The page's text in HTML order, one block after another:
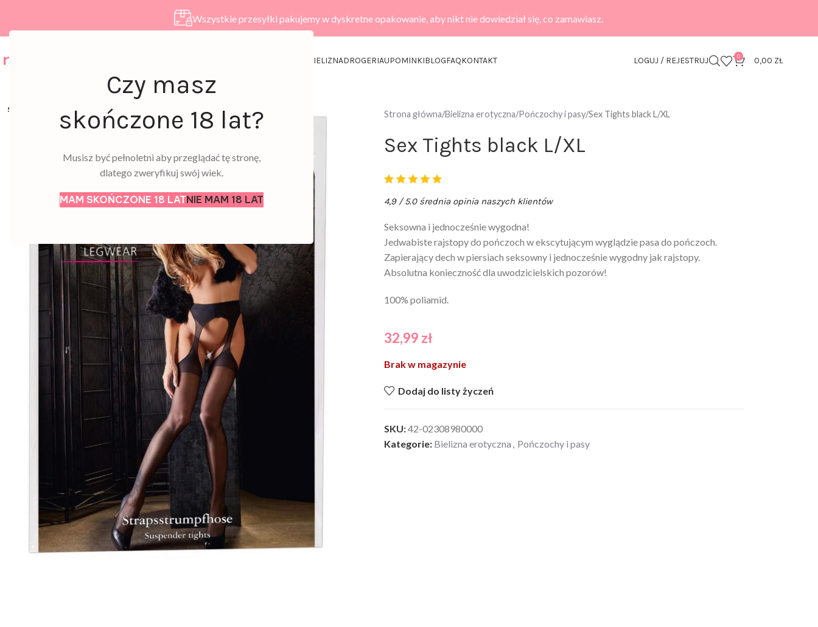
Czy masz
skończone 18 lat?
Musisz być pełnoletni aby przeglądać tę stronę,
dlatego zweryfikuj swój wiek.
MAM SKOŃCZONE 18 LATNIE MAM 18 LAT
Wszystkie przesyłki pakujemy w dyskretne opakowanie, aby nikt nie dowiedział się, co zamawiasz.
BIELIZNADROGERIAUPOMINKIBLOGFAQKONTAKT LOGUJ / REJESTRUJ 0 0,00 ZŁ
SOLD
Strona główna Bielizna erotyczna Pończochy i pasy Sex Tights black L/XL
Sex Tights black L/XL
4,9 / 5.0 średnia opinia naszych klientów
Seksowna i jednocześnie wygodna!
Jedwabiste rajstopy do pończoch w ekscytującym wyglądzie pasa do pończoch.
Zapierający dech w piersiach seksowny i jednocześnie wygodny jak rajstopy.
Absolutna konieczność dla uwodzicielskich pozorów!
100% poliamid.
32,99 zł
Brak w magazynie
Dodaj do listy życzeń
SKU:42-02308980000
Kategorie: Bielizna erotyczna , Pończochy i pasy